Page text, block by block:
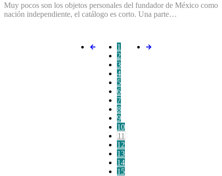
Muy pocos son los objetos personales del fundador de México como
nación independiente, el catálogo es corto. Una parte…
1
2
3
4
5
6
7
8
9
10
11
12
13
14
15